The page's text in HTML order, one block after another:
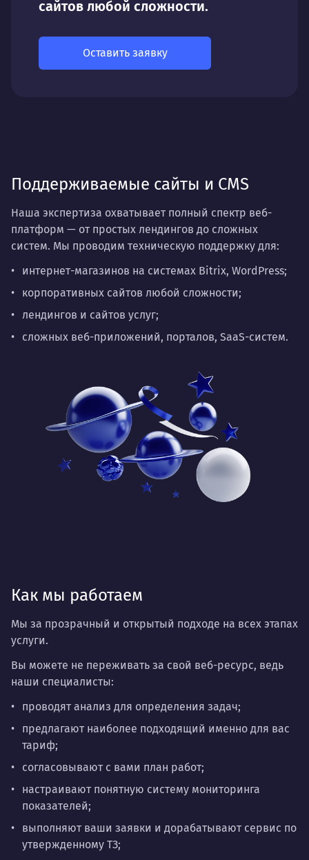
сайтов любой сложности.
Оставить заявку
Поддерживаемые сайты и CMS
Наша экспертиза охватывает полный спектр веб-
платформ — от простых лендингов до сложных
систем. Мы проводим техническую поддержку для:
интернет-магазинов на системах Bitrix, WordPress;
корпоративных сайтов любой сложности;
лендингов и сайтов услуг;
сложных веб-приложений, порталов, SaaS-систем.
Как мы работаем
Мы за прозрачный и открытый подходе на всех этапах
услуги.
Вы можете не переживать за свой веб-ресурс, ведь
наши специалисты:
проводят анализ для определения задач;
предлагают наиболее подходящий именно для вас
тариф;
согласовывают с вами план работ;
настраивают понятную систему мониторинга
показателей;
выполняют ваши заявки и дорабатывают сервис по
утвержденному ТЗ;